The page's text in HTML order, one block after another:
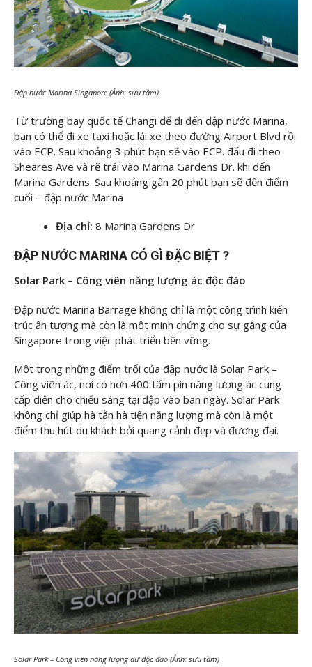
Đập nước Marina Singapore (Ảnh: sưu tầm)
Từ trường bay quốc tế Changi để đi đến đập nước Marina,
bạn có thể đi xe taxi hoặc lái xe theo đường Airport Blvd rồi
vào ECP. Sau khoảng 3 phút bạn sẽ vào ECP. đấu đi theo
Sheares Ave và rẽ trái vào Marina Gardens Dr. khi đến
Marina Gardens. Sau khoảng gần 20 phút bạn sẽ đến điểm
cuối – đập nước Marina
Địa chỉ: 8 Marina Gardens Dr
ĐẬP NƯỚC MARINA CÓ GÌ ĐẶC BIỆT ?
Solar Park – Công viên năng lượng ác độc đáo
Đập nước Marina Barrage không chỉ là một công trình kiến
trúc ấn tượng mà còn là một minh chứng cho sự gắng của
Singapore trong việc phát triển bền vững.
Một trong những điểm trổi của đập nước là Solar Park –
Công viên ác, nơi có hơn 400 tấm pin năng lượng ác cung
cấp điện cho chiếu sáng tại đập vào ban ngày. Solar Park
không chỉ giúp hà tằn hà tiện năng lượng mà còn là một
điểm thu hút du khách bởi quang cảnh đẹp và đương đại.
Solar Park – Công viên năng lượng dữ độc đáo (Ảnh: sưu tầm)